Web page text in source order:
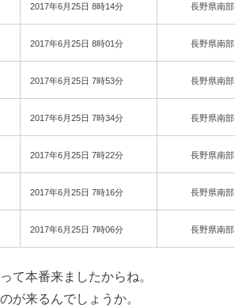
2017年6月25日 8時14分 長野県南部
2017年6月25日 8時01分 長野県南部
2017年6月25日 7時53分 長野県南部
2017年6月25日 7時34分 長野県南部
2017年6月25日 7時22分 長野県南部
2017年6月25日 7時16分 長野県南部
2017年6月25日 7時06分 長野県南部
て本番来ましたからね。
が来るんでしょうか。